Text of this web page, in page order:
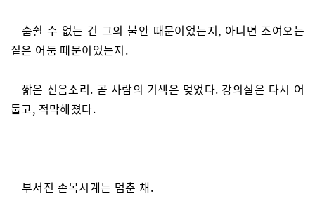
숨쉴 수 없는 건 그의 불안 때문이었는지, 아니면 조여오는
짙은 어둠 때문이었는지.
짧은 신음소리. 곧 사람의 기색은 멎었다. 강의실은 다시 어
둡고, 적막해졌다.
부서진 손목시계는 멈춘 채.